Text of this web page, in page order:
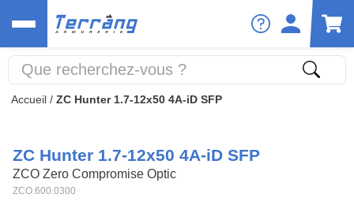
Accueil / ZC Hunter 1.7-12x50 4A-iD SFP
ZC Hunter 1.7-12x50 4A-iD SFP
ZCO Zero Compromise Optic
ZCO.600.0300